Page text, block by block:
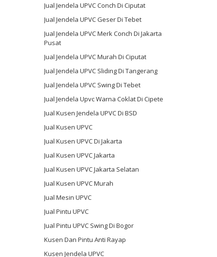
Jual Jendela UPVC Conch Di Ciputat
Jual Jendela UPVC Geser Di Tebet
Jual Jendela UPVC Merk Conch Di Jakarta
Pusat
Jual Jendela UPVC Murah Di Ciputat
Jual Jendela UPVC Sliding Di Tangerang
Jual Jendela UPVC Swing Di Tebet
Jual Jendela Upvc Warna Coklat Di Cipete
Jual Kusen Jendela UPVC Di BSD
Jual Kusen UPVC
Jual Kusen UPVC Di Jakarta
Jual Kusen UPVC Jakarta
Jual Kusen UPVC Jakarta Selatan
Jual Kusen UPVC Murah
Jual Mesin UPVC
Jual Pintu UPVC
Jual Pintu UPVC Swing Di Bogor
Kusen Dan Pintu Anti Rayap
Kusen Jendela UPVC